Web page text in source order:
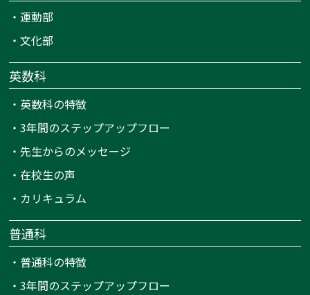
・運動部
・文化部
英数科
・ 英数科の特徴
・3年間のステップアップフロー
・先生からのメッセージ
・在校生の声
・ カリキュラム
普通科
・ 普通科の特徴
・3年間のステップアップフロー